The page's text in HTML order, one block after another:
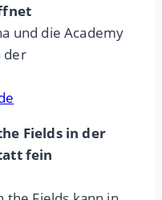
und die Academy
der
Fields in der
fein